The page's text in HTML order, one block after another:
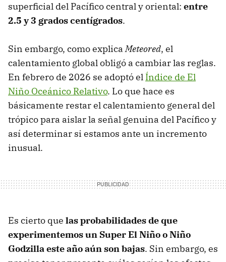
superficial del Pacífico central y oriental: entre
2.5 y 3 grados centígrados.
Sin embargo, como explicaMeteored, el
calentamiento global obligó a cambiar las reglas.
En febrero de 2026 se adoptó el Índice de El
Niño Oceánico Relativo. Lo que hace es
básicamente restar el calentamiento general del
trópico para aislar la señal genuina del Pacífico y
así determinar si estamos ante un incremento
inusual.
Es cierto que las probabilidades de que
experimentemos un Super El Niño o Niño
Godzilla este año aún son bajas. Sin embargo, es